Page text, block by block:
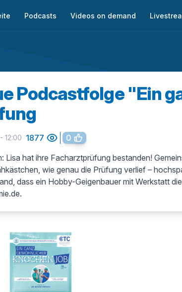
Podcasts Videos on demand
Podcastfolge "Ein
12:00 1877
0
Lisa hat ihre Facharztprüfung bestanden!
wie genau die Prüfung verlief –
dass ein Hobby-Geigenbauer mit Werkstatt